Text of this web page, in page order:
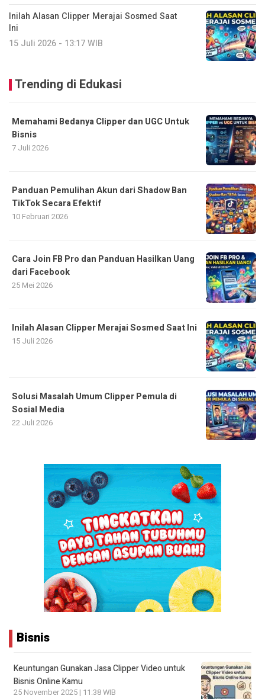
Inilah Alasan Clipper Merajai Sosmed Saat
Ini
15 Juli 2026 - 13:17 WIB
Trending di Edukasi
Memahami Bedanya Clipper dan UGC Untuk
Bisnis
7 Juli 2026
Panduan Pemulihan Akun dari Shadow Ban
TikTok Secara Efektif
10 Februari 2026
Cara Join FB Pro dan Panduan Hasilkan Uang
dari Facebook
25 Mei 2026
Inilah Alasan Clipper Merajai Sosmed Saat Ini
15 Juli 2026
Solusi Masalah Umum Clipper Pemula di
Sosial Media
22 Juli 2026
Bisnis
Keuntungan Gunakan Jasa Clipper Video untuk
Bisnis Online Kamu
25 November 2025 | 11:38 WIB